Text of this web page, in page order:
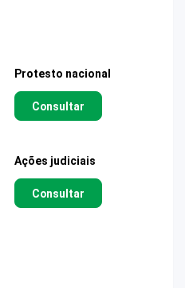
Protesto nacional
Consultar
Ações judiciais
Consultar